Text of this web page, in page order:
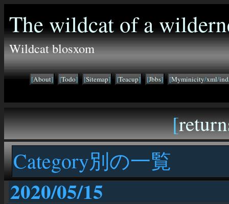
The wildcat of a
Wildcat blosxom
[About] [Todo] [Sitemap] [Teacup] [Jbbs] [Myminicity/xml/ind
[
Category別の一覧
2020/05/15